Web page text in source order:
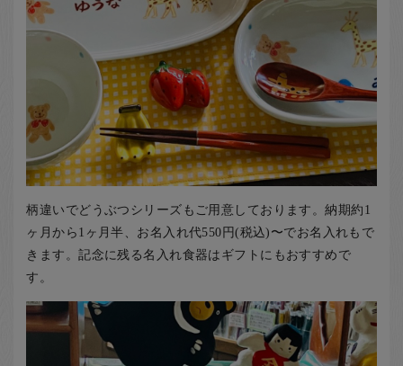
柄違いでどうぶつシリーズもご用意しております。納期約1
ヶ月から1ヶ月半、お名入れ代550円(税込)〜でお名入れもで
きます。記念に残る名入れ食器はギフトにもおすすめで
す。